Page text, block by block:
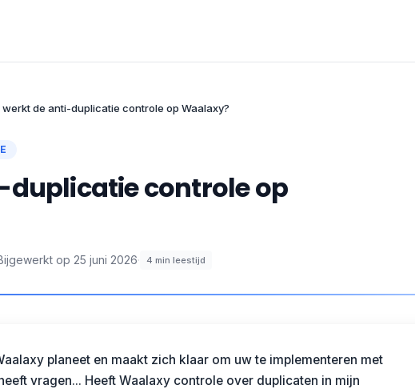
werkt de anti-duplicatie controle op Waalaxy?
duplicatie controle op
op 25 juni 2026· 4 min leestijd
planeet en maakt zich klaar om uw te implementeren met
vragen... Heeft Waalaxy controle over duplicaten in mijn